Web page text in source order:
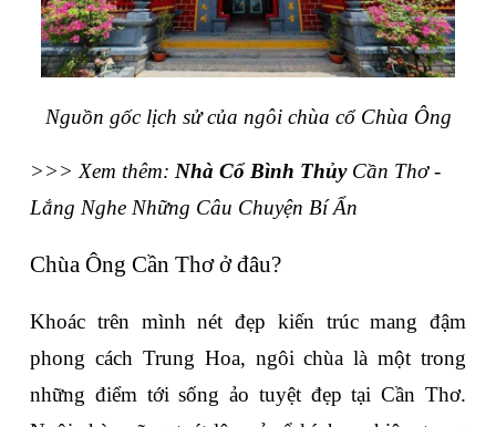
Nguồn gốc lịch sử của ngôi chùa cổ Chùa Ông
>>> Xem thêm: Nhà Cổ Bình Thủy Cần Thơ -
Lắng Nghe Những Câu Chuyện Bí Ẩn
Chùa Ông Cần Thơ ở đâu?
Khoác trên mình nét đẹp kiến trúc mang đậm
phong cách Trung Hoa, ngôi chùa là một trong
những điểm tới sống ảo tuyệt đẹp tại Cần Thơ.